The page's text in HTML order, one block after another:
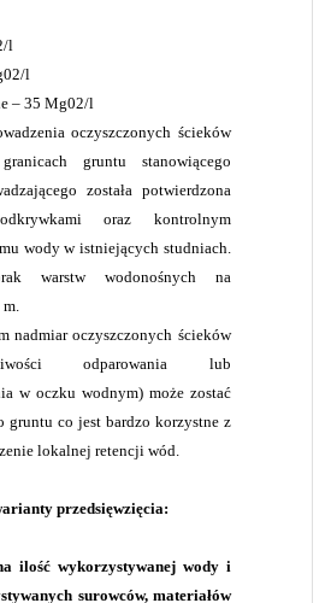
l
l
– 35 Mg02/l
oczyszczonych ścieków
gruntu stanowiącego
została potwierdzona
oraz kontrolnym
wody w istniejących studniach.
warstw wodonośnych na
nadmiar oczyszczonych ścieków
odparowania lub
w oczku wodnym) może zostać
gruntu co jest bardzo korzystne z
lokalnej retencji wód.
przedsięwzięcia:
ilość wykorzystywanej wody i
surowców, materiałów